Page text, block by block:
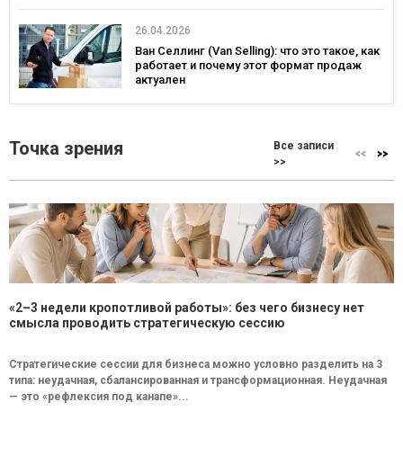
26.04.2026
Ван Селлинг (Van Selling): что это такое, как
работает и почему этот формат продаж
актуален
Точка зрения
Все записи
>>
«2–3 недели кропотливой работы»: без чего бизнесу нет
смысла проводить стратегическую сессию
Стратегические сессии для бизнеса можно условно разделить на 3
типа: неудачная, сбалансированная и трансформационная. Неудачная
— это «рефлексия под канапе»...